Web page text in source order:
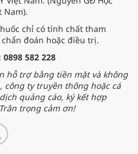
Nam).
chỉ có tính chất tham
đoán hoặc điều trị.
0898 582 228
hỗ trợ bằng tiền mặt và không
công ty truyền thông hoặc cá
quảng cáo, ký kết hợp
trọng cảm ơn!